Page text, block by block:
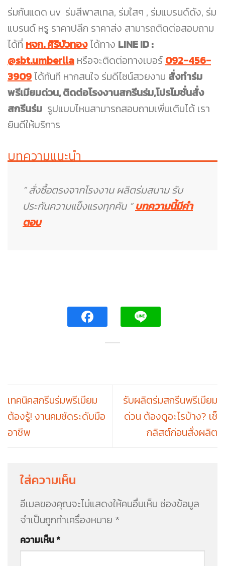
ร่มกันแดด uv ร่มสีพาสเทล, ร่มใสๆ , ร่มแบรนด์ดัง, ร่ม
แบรนด์ หรู ราคาปลีก ราคาส่ง สามารถติดต่อสอบถาม
ได้ที่ หจก. ศิริบัวทองได้ทาง LINE ID :
@sbt.umberlla หรือจะติดต่อทางเบอร์092-456-
3909ได้ทันที หากสนใจ ร่มดีไซน์สวยงาม สั่งทำร่ม
พรีเมียมด่วน, ติดต่อโรงงานสกรีนร่ม,โปรโมชั่นสั่ง
สกรีนร่ม รูปแบบไหนสามารถสอบถามเพิ่มเติมได้ เรา
ยินดีให้บริการ
บทความแนะนำ
” สั่งซื้อตรงจากโรงงาน ผลิตร่มสนาม รับ
ประกันความแข็งแรงทุกคัน ”บทความนี้มีคำ
ตอบ
เทคนิคสกรีนร่มพรีเมียม
ต้องรู้! งานคมชัดระดับมือ
อาชีพ
รับผลิตร่มสกรีนพรีเมียม
ด่วน ต้องดูอะไรบ้าง? เช็
กลิสต์ก่อนสั่งผลิต
ใส่ความเห็น
อีเมลของคุณจะไม่แสดงให้คนอื่นเห็น ช่องข้อมูล
จำเป็นถูกทำเครื่องหมาย *
ความเห็น*